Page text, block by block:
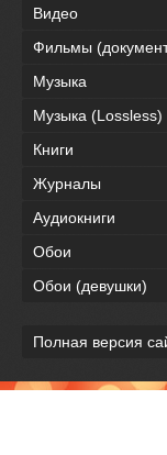
Видео
Фильмы
Музыка
Музыка (Lossless)
Книги
Журналы
Аудиокниги
Обои
Обои (девушки)
Полная версия